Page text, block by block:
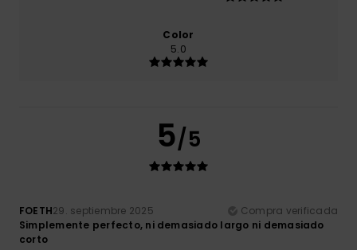
Color
5.0
5/5
FOETH29. septiembre 2025
Compra verificada
Simplemente perfecto, ni demasiado largo ni demasiado
corto